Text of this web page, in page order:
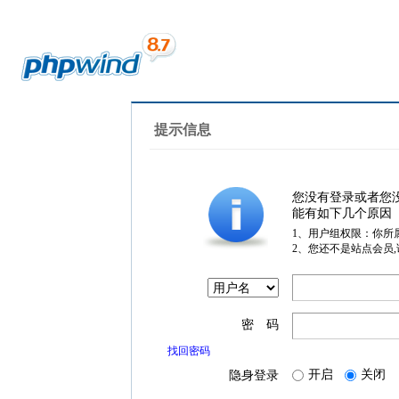
提示信息
您没有登录或者您
能有如下几个原因
1、用户组权限：你所
2、您还不是站点会员
密 码
找回密码
隐身登录 开启 关闭